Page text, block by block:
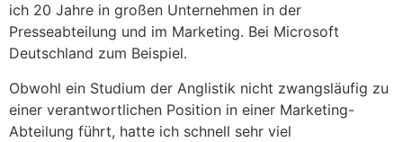
ich 20 Jahre in großen Unternehmen in der
Presseabteilung und im Marketing. Bei Microsoft
Deutschland zum Beispiel.
Obwohl ein Studium der Anglistik nicht zwangsläufig zu
einer verantwortlichen Position in einer Marketing-
Abteilung führt, hatte ich schnell sehr viel